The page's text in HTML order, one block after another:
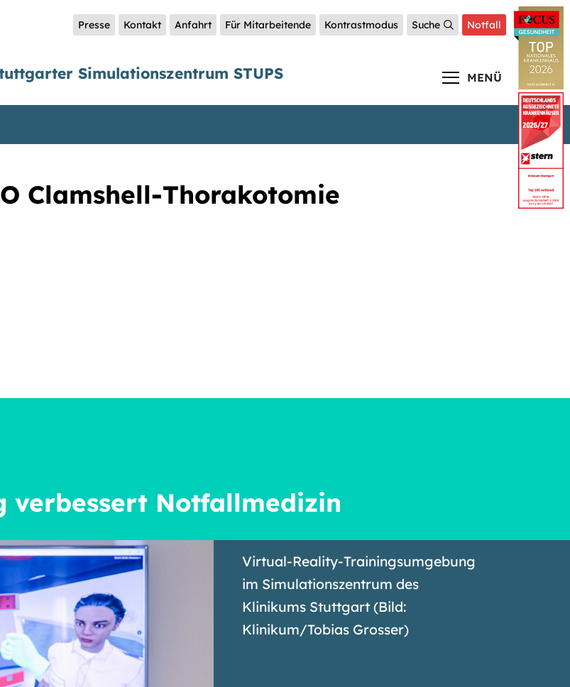
Presse Kontakt Anfahrt Für Mitarbeitende Kontrastmodus Suche Notfall
Simulationszentrum STUPS MENÜ
Clamshell-Thorakotomie
Notfallmedizin
Virtual-Reality-Trainingsumgebung
im Simulationszentrum des
Klinikums Stuttgart (Bild:
Klinikum/Tobias Grosser)